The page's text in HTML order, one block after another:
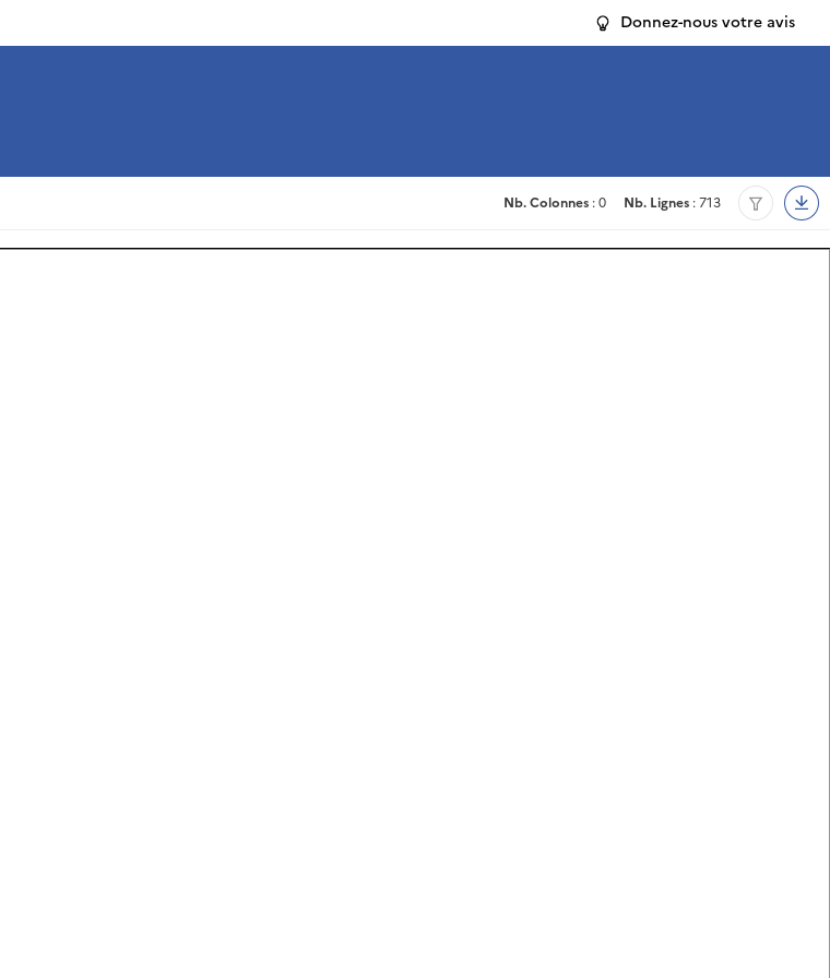
Donnez-nous votre avis
Nb. Colonnes : 0 Nb. Lignes : 713